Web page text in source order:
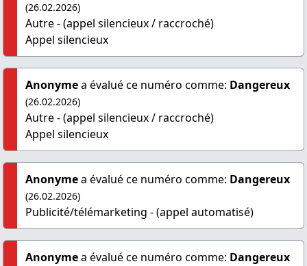
(26.02.2026)
Autre - (appel silencieux / raccroché)
Appel silencieux
Anonymea évalué ce numéro comme: Dangereux
(26.02.2026)
Autre - (appel silencieux / raccroché)
Appel silencieux
Anonymea évalué ce numéro comme: Dangereux
(26.02.2026)
Publicité/télémarketing - (appel automatisé)
Anonymea évalué ce numéro comme: Dangereux